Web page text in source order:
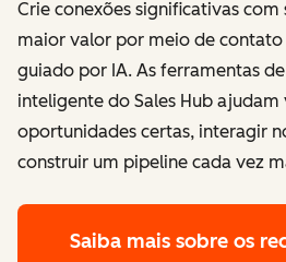
Crie conexões significativas com
maior valor por meio de
guiado por IA. As ferramentas
inteligente do Sales Hub ajudam
oportunidades certas, interagir
construir um pipeline cada vez
Saiba mais sobre os